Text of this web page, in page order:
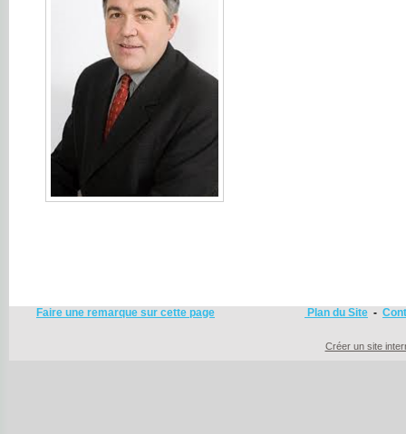
Faire une remarque sur cette page Plan du Site -
Créer un site